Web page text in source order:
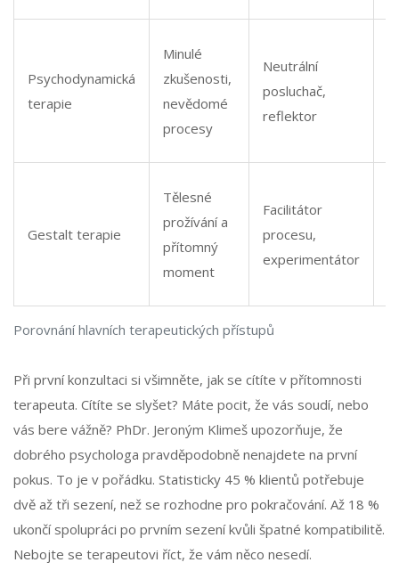
Porovnání hlavních terapeutických přístupů
Psychodynamická
terapie
Minulé
zkušenosti,
nevědomé
procesy
Neutrální
posluchač,
reflektor
Gestalt terapie
Tělesné
prožívání a
přítomný
moment
Facilitátor
procesu,
experimentátor
Při první konzultaci si všimněte, jak se cítíte v přítomnosti
terapeuta. Cítíte se slyšet? Máte pocit, že vás soudí, nebo
vás bere vážně? PhDr. Jeroným Klimeš upozorňuje, že
dobrého psychologa pravděpodobně nenajdete na první
pokus. To je v pořádku. Statisticky 45 % klientů potřebuje
dvě až tři sezení, než se rozhodne pro pokračování. Až 18 %
ukončí spolupráci po prvním sezení kvůli špatné kompatibilitě.
Nebojte se terapeutovi říct, že vám něco nesedí.